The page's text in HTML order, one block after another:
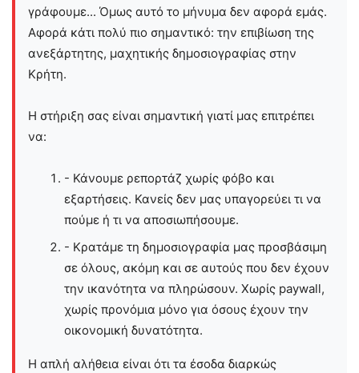
γράφουμε... Όμως αυτό το μήνυμα δεν αφορά εμάς.
Αφορά κάτι πολύ πιο σημαντικό: την επιβίωση της
ανεξάρτητης, μαχητικής δημοσιογραφίας στην
Kρήτη.
Η στήριξη σας είναι σημαντική γιατί μας επιτρέπει
να:
- Κάνουμε ρεπορτάζ χωρίς φόβο και
εξαρτήσεις. Κανείς δεν μας υπαγορεύει τι να
πούμε ή τι να αποσιωπήσουμε.
- Κρατάμε τη δημοσιογραφία μας προσβάσιμη
σε όλους, ακόμη και σε αυτούς που δεν έχουν
την ικανότητα να πληρώσουν. Χωρίς paywall,
χωρίς προνόμια μόνο για όσους έχουν την
οικονομική δυνατότητα.
Η απλή αλήθεια είναι ότι τα έσοδα διαρκώς